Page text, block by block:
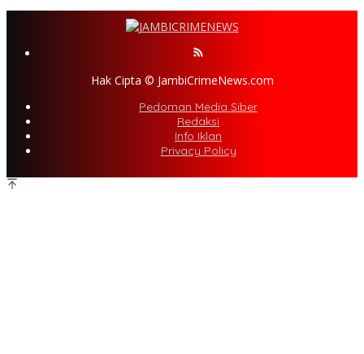
Hak Cipta © JambiCrimeNews.com
Pedoman Media Siber
Redaksi
Info Iklan
Privacy Policy